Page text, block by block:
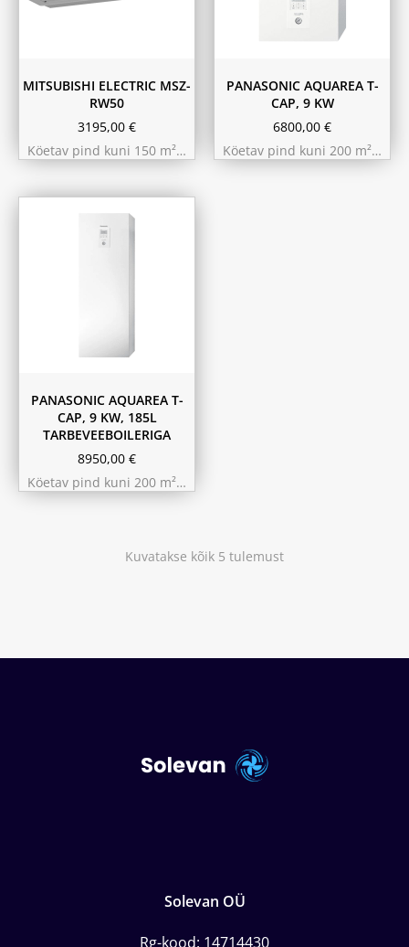
MITSUBISHI ELECTRIC MSZ-
RW50
3195,00 €
Köetav pind kuni 150 m²…
PANASONIC AQUAREA T-
CAP, 9 KW
6800,00 €
Köetav pind kuni 200 m²…
PANASONIC AQUAREA T-
CAP, 9 KW, 185L
TARBEVEEBOILERIGA
8950,00 €
Köetav pind kuni 200 m²…
Kuvatakse kõik 5 tulemust
Solevan OÜ
Rg-kood: 14714430